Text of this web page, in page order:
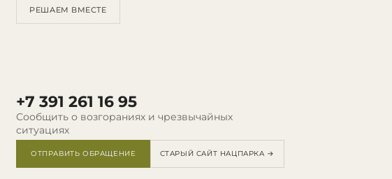
+7 391 261 16 95
Сообщить о возгораниях и чрезвычайных
ситуациях
ОТПРАВИТЬ ОБРАЩЕНИЕ СТАРЫЙ САЙТ НАЦПАРКА →
РЕШАЕМ ВМЕСТЕ